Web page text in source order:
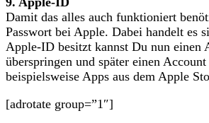
Damit das alles auch funktioniert
Passwort bei Apple. Dabei handelt es
Apple-ID besitzt kannst Du nun einen
überspringen und später einen
beispielsweise Apps aus dem Apple
[adrotate group=”1″]